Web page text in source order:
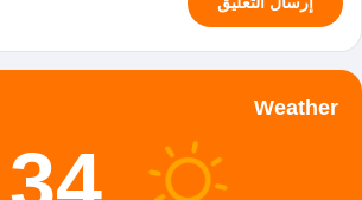
Weather